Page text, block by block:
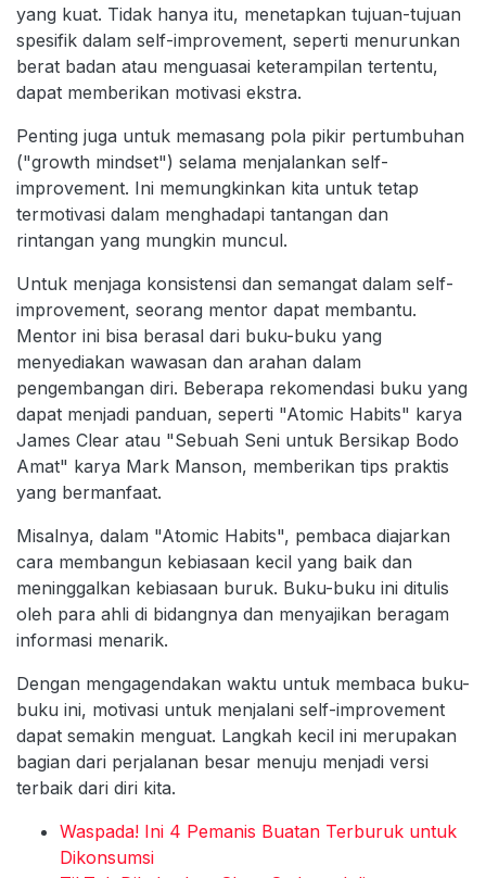
yang kuat. Tidak hanya itu, menetapkan tujuan-tujuan
spesifik dalam self-improvement, seperti menurunkan
berat badan atau menguasai keterampilan tertentu,
dapat memberikan motivasi ekstra.
Penting juga untuk memasang pola pikir pertumbuhan
("growth mindset") selama menjalankan self-
improvement. Ini memungkinkan kita untuk tetap
termotivasi dalam menghadapi tantangan dan
rintangan yang mungkin muncul.
Untuk menjaga konsistensi dan semangat dalam self-
improvement, seorang mentor dapat membantu.
Mentor ini bisa berasal dari buku-buku yang
menyediakan wawasan dan arahan dalam
pengembangan diri. Beberapa rekomendasi buku yang
dapat menjadi panduan, seperti "Atomic Habits" karya
James Clear atau "Sebuah Seni untuk Bersikap Bodo
Amat" karya Mark Manson, memberikan tips praktis
yang bermanfaat.
Misalnya, dalam "Atomic Habits", pembaca diajarkan
cara membangun kebiasaan kecil yang baik dan
meninggalkan kebiasaan buruk. Buku-buku ini ditulis
oleh para ahli di bidangnya dan menyajikan beragam
informasi menarik.
Dengan mengagendakan waktu untuk membaca buku-
buku ini, motivasi untuk menjalani self-improvement
dapat semakin menguat. Langkah kecil ini merupakan
bagian dari perjalanan besar menuju menjadi versi
terbaik dari diri kita.
Waspada! Ini 4 Pemanis Buatan Terburuk untuk
Dikonsumsi